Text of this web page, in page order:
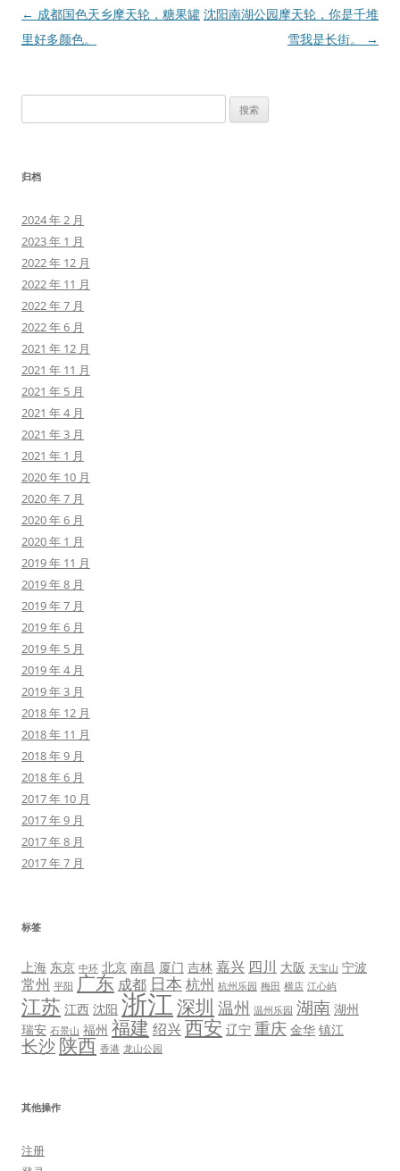
文
章
← 成都国色天乡摩天轮，糖果罐
里好多颜色。
沈阳南湖公园摩天轮，你是千堆
雪我是长街。
→
索：
归档
2024 年 2 月
2023 年 1 月
2022 年 12 月
2022 年 11 月
2022 年 7 月
2022 年 6 月
2021 年 12 月
2021 年 11 月
2021 年 5 月
2021 年 4 月
2021 年 3 月
2021 年 1 月
2020 年 10 月
2020 年 7 月
2020 年 6 月
2020 年 1 月
2019 年 11 月
2019 年 8 月
2019 年 7 月
2019 年 6 月
2019 年 5 月
2019 年 4 月
2019 年 3 月
2018 年 12 月
2018 年 11 月
2018 年 9 月
2018 年 6 月
2017 年 10 月
2017 年 9 月
2017 年 8 月
2017 年 7 月
标签
上海 东京 中环 北京 南昌 厦门 吉林 嘉兴 四川 大阪 天宝山 宁波
常州 平阳 广东 成都 日本 杭州 杭州乐园 梅田 横店 江心屿
江苏 江西 沈阳 浙江深圳 温州 温州乐园 湖南 湖州
瑞安 石景山 福州 福建 绍兴西安 辽宁 重庆 金华 镇江
长沙陕西 香港 龙山公园
其他操作
注册